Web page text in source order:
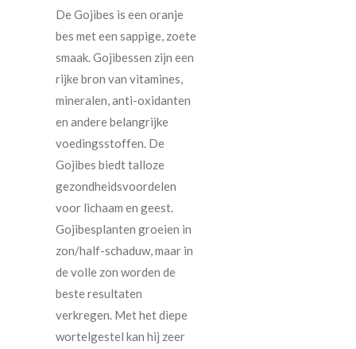
De Gojibes is een oranje
bes met een sappige, zoete
smaak. Gojibessen zijn een
rijke bron van vitamines,
mineralen, anti-oxidanten
en andere belangrijke
voedingsstoffen. De
Gojibes biedt talloze
gezondheidsvoordelen
voor lichaam en geest.
Gojibesplanten groeien in
zon/half-schaduw, maar in
de volle zon worden de
beste resultaten
verkregen. Met het diepe
wortelgestel kan hij zeer